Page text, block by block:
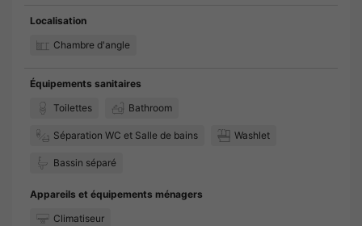
Localisation
Chambre d'angle
Équipements sanitaires
Toilettes
Bathroom
Séparation WC et Salle de bains Washlet
Bassin séparé
Appareils et équipements ménagers
Climatiseur